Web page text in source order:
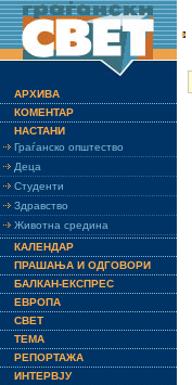
АРХИВА
КОМЕНТАР
НАСТАНИ
Граѓанско општество
Деца
Студенти
Здравство
Животна средина
КАЛЕНДАР
ПРАШАЊА И ОДГОВОРИ
БАЛКАН-ЕКСПРЕС
ЕВРОПА
СВЕТ
ТЕМА
РЕПОРТАЖА
ИНТЕРВЈУ